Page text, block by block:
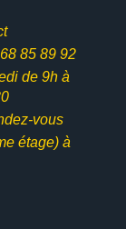
85 89 92
de 9h à
vous
étage) à